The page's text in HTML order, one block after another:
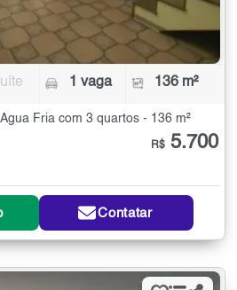
1 vaga 136 m²
Fria com 3 quartos - 136 m²
R$ 5.700
Contatar